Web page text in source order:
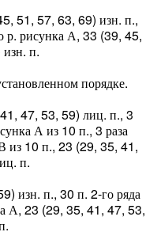
51, 57, 63, 69) изн. п.,
р. рисунка А, 33 (39, 45,
п.
порядке.
47, 53, 59) лиц. п., 3
А из 10 п., 3 раза
из 10 п., 23 (29, 35, 41,
п.
изн. п., 30 п. 2-го ряда
А, 23 (29, 35, 41, 47, 53,